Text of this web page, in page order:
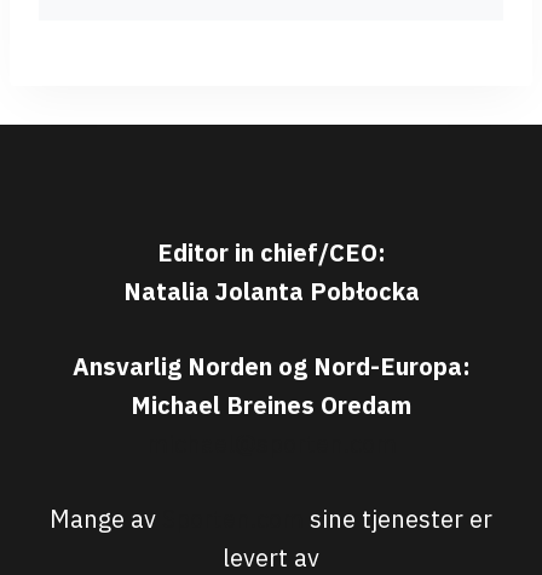
Editor in chief/CEO:
Natalia Jolanta Pobłocka
Ansvarlig Norden og Nord-Europa:
Michael Breines Oredam
Mange av
sine tjenester er
levert av